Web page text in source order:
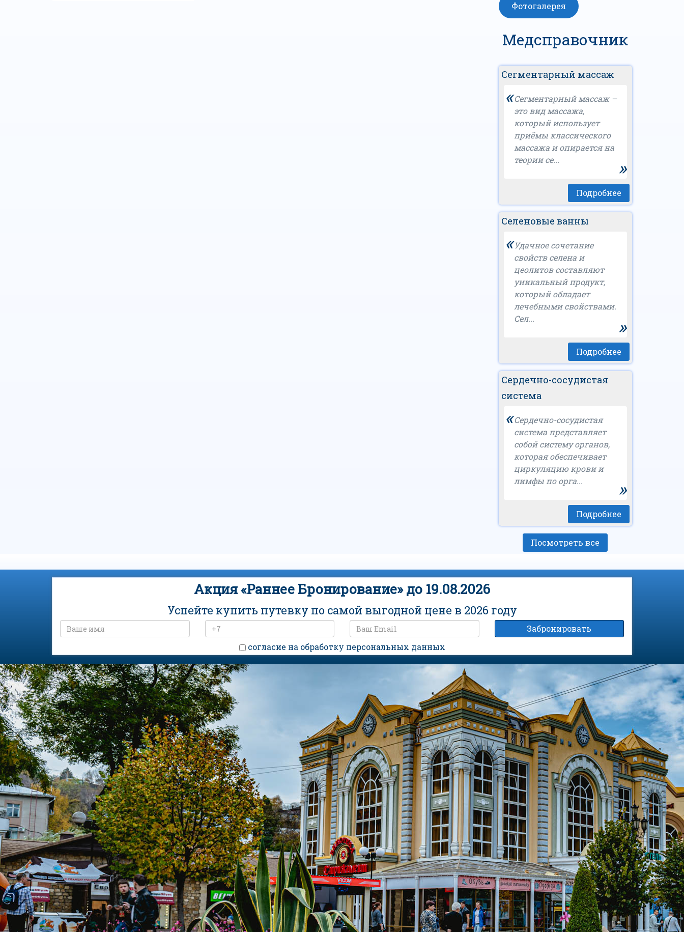
Фотогалерея
Медсправочник
Сегментарный массаж
«Сегментарный массаж –
это вид массажа,
который использует
приёмы классического
массажа и опирается на
теории се...
»
Подробнее
Селеновые ванны
«Удачное сочетание
свойств селена и
цеолитов составляют
уникальный продукт,
который обладает
лечебными свойствами.
Сел...
»
Подробнее
Сердечно-сосудистая
система
«Сердечно-сосудистая
система представляет
собой систему органов,
которая обеспечивает
циркуляцию крови и
лимфы по орга...
»
Подробнее
Посмотреть все
Акция «Раннее Бронирование» до 19.08.2026
Успейте купить путевку по самой выгодной цене в 2026 году
cогласие на обработку персональных данных
Санаторий «Колос» на карте
КОНТАКТЫ
ЕДИНОЙ СЛУЖБЫ БРОНИРОВАНИЯ:
8 (961) 444-23-23(Бесплатный
звонок)
kurortinfo@mail.ru
АДРЕС САНАТОРИЯ:
357700, г. Кисловодск, пер. Яновского, 7.